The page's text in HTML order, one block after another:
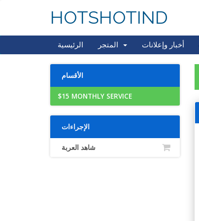
HOTSHOTIND
الرئيسية أخبار وإعلانات
الأقسام
$15 MONTHLY SERVICE
الإجراءات
شاهد العربة